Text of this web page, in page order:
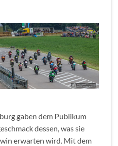
gaben dem Publikum
dessen, was sie
erwarten wird. Mit dem